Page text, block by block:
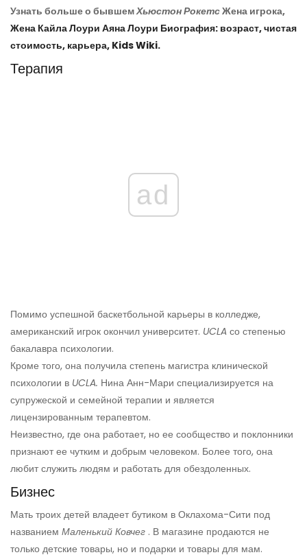
Узнать больше о бывшемХьюстон РокетсЖена игрока,
Жена Кайла Лоури Аяна Лоури Биография: возраст, чистая
стоимость, карьера, Kids Wiki.
Терапия
ad
Помимо успешной баскетбольной карьеры в колледже,
американский игрок окончил университет. UCLA со степенью
бакалавра психологии.
Кроме того, она получила степень магистра клинической
психологии в UCLA. Нина Анн-Мари специализируется на
супружеской и семейной терапии и является
лицензированным терапевтом.
Неизвестно, где она работает, но ее сообщество и поклонники
признают ее чутким и добрым человеком. Более того, она
любит служить людям и работать для обездоленных.
Бизнес
Мать троих детей владеет бутиком в Оклахома-Сити под
названием Маленький Ковчег . В магазине продаются не
только детские товары, но и подарки и товары для мам.